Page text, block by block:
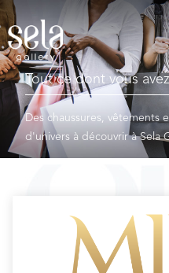
Tout ce dont vous
Des chaussures, vêtements
d'univers à découvrir à Sela